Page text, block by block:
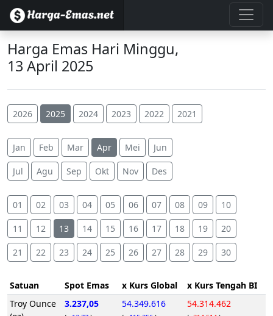
Harga Emas Hari Minggu,
13 April 2025
2026 2025 2024 2023 2022 2021
Jan Feb Mar Apr Mei Jun
Jul Agu Sep Okt Nov Des
01 02 03 04 05 06 07 08 09 10
11 12 13 14 15 16 17 18 19 20
21 22 23 24 25 26 27 28 29 30
Satuan Spot Emas x Kurs Global
x Kurs Tengah BI
Troy Ounce
3.237,05 54.349.616 54.314.462